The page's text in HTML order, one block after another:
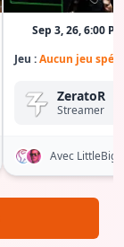
Sep 3, 26, 6:00 PM
Jeu :Aucun jeu
ZeratoR
Streamer
Avec